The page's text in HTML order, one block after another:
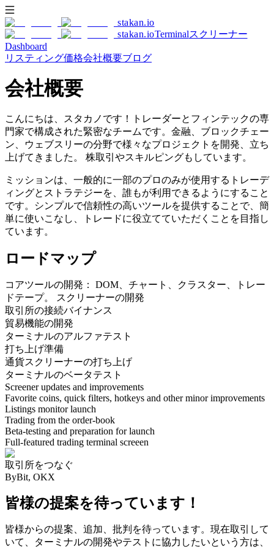
stakan.io
stakan.ioTerminalスクリーナー
Dashboard
リスティング価格会社概要ブログ
会社概要
こんにちは、 スタカノ です！トレーダーとフィンテックの専
門家で構成された緊密なチームです。金融、ブロックチェー
ン、ウェブスリーの分野で様々なプロジェクトを開発、立ち
上げてきました。 株取引やスキルピングもしています。
ミッションは、一般的に一部のプロのみが使用するトレーデ
ィングとストラテジーを、誰もが利用できるようにすること
です。シンプルで信頼性の高いツールを提供することで、簡
単に使いこなし、トレードに役立てていただくことを目指し
ています。
ロードマップ
コアツールの開発： DOM、チャート、クラスター、トレー
ドテープ。 スクリーナーの開発
取引所の接続バイナンス
貿易機能の開発
ターミナルのアルファテスト
打ち上げ準備
通貨スクリーナーの打ち上げ
ターミナルのベータテスト
Screener updates and improvements
Favorite coins, quick filters, hotkeys and other minor improvements
Listings monitor launch
Trading from the order-book
Beta-testing and preparation for launch
Full-featured trading terminal screeen
取引所をつなぐ
ByBit, OKX
皆様の提案を待っています！
皆様からの提案、追加、批判を待っています。現在取引して
いて、ターミナルの開発やテストに協力したいという方は、